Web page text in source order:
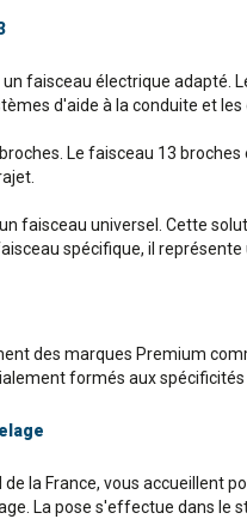
faisceau électrique
d'aide à la conduite et
Le faisceau 13
faisceau universel. Cette
spécifique, il
des marques Premium
formés aux
la France, vous
La pose s'effectue dans le